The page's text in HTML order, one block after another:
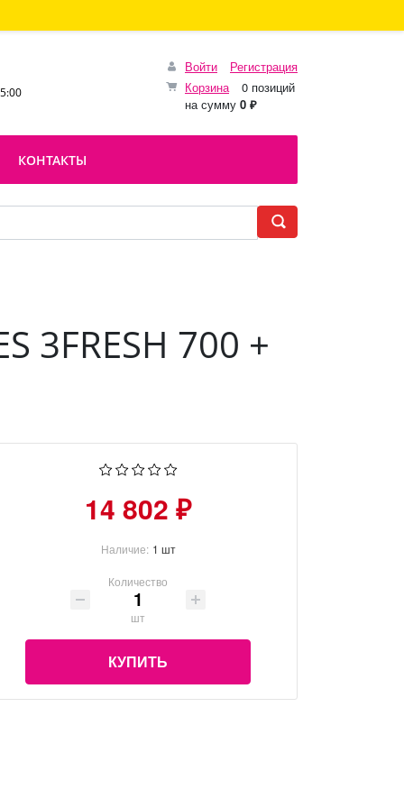
Войти
Регистрация
Корзина
0 позиций
на сумму 0 ₽
КОНТАКТЫ
3FRESH 700 +
14 802 ₽
Наличие: 1 шт
Количество
шт
КУПИТЬ